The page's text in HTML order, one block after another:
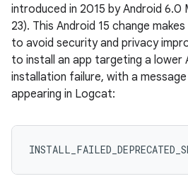
introduced in 2015 by Android 6.0
23). This Android 15 change
to avoid security and privacy
to install an app targeting a lower
installation failure, with a
appearing in Logcat: